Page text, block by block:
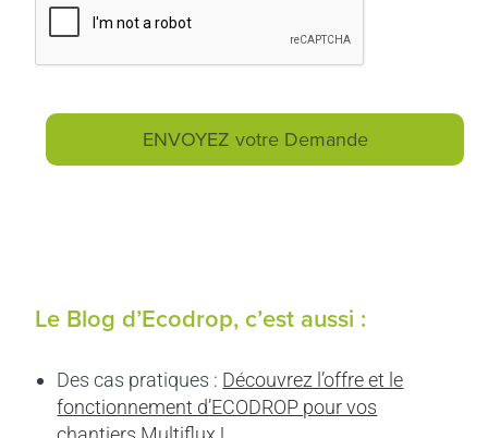
Le Blog d’Ecodrop, c’est aussi :
Des cas pratiques : Découvrez l’offre et le
fonctionnement d’ECODROP pour vos